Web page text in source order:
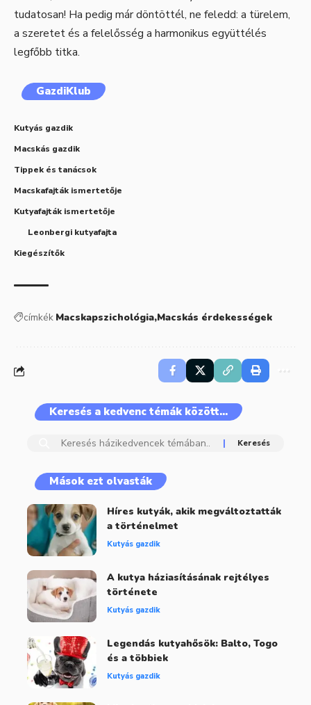
tudatosan! Ha pedig már döntöttél, ne feledd: a türelem,
a szeretet és a felelősség a harmonikus együttélés
legfőbb titka.
GazdiKlub
Kutyás gazdik
Macskás gazdik
Tippek és tanácsok
Macskafajták ismertetője
Kutyafajták ismertetője
Leonbergi kutyafajta
Kiegészítők
címkék Macskapszichológia Macskás érdekességek
Keresés a kedvenc témák között…
Mások ezt olvasták
Híres kutyák, akik megváltoztatták
a történelmet
Kutyás gazdik
A kutya háziasításának rejtélyes
története
Kutyás gazdik
Legendás kutyahősök: Balto, Togo
és a többiek
Kutyás gazdik